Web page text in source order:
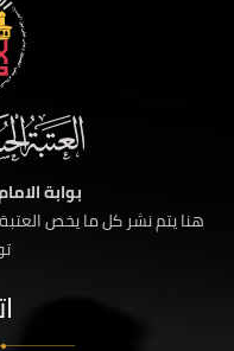
بوابة
هنا يتم نشر كل ما يخص